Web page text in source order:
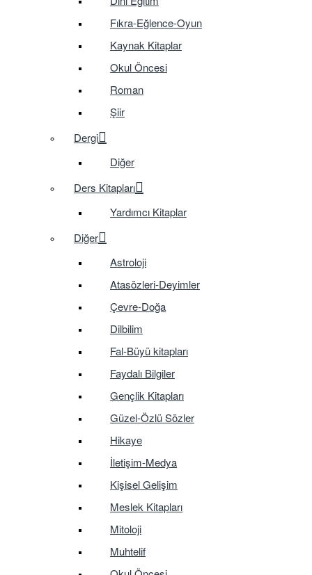
Fıkra-Eğlence-Oyun
Kaynak Kitaplar
Okul Öncesi
Roman
Şiir
Dergi
Diğer
Ders Kitapları
Yardımcı Kitaplar
Diğer
Astroloji
Atasözleri-Deyimler
Çevre-Doğa
Dilbilim
Fal-Büyü kitapları
Faydalı Bilgiler
Gençlik Kitapları
Güzel-Özlü Sözler
Hikaye
İletişim-Medya
Kişisel Gelişim
Meslek Kitapları
Mitoloji
Muhtelif